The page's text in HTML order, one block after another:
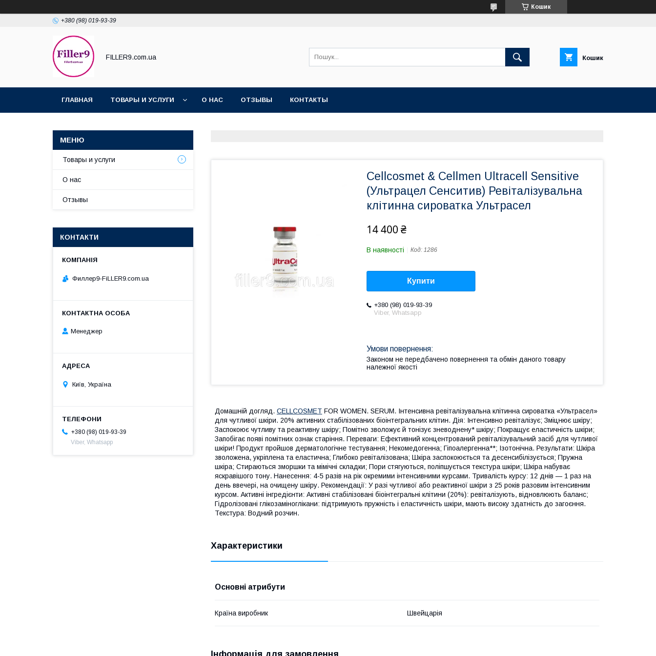
Кошик
+380 (98) 019-93-39
FILLER9.com.ua Кошик
ГЛАВНАЯ ТОВАРЫ И УСЛУГИ О НАС OТЗЫВЫ КОНТАКТЫ
Cellcosmet & Cellmen Ultracell Sensitive
(Ультрацел Сенситив) Ревіталізувальна
клітинна сироватка Ультрасел
14 400 ₴
В наявності Код: 1286
Купити
+380 (98) 019-93-39
Viber, Whatsapp
Законом не передбачено повернення та обмін даного товару
належної якості
Домашній догляд. CELLCOSMET FOR WOMEN. SERUM. Інтенсивна ревіталізувальна клітинна сироватка «Ультрасел»
для чутливої шкіри. 20% активних стабілізованих біоінтегральних клітин. Дія: Інтенсивно ревіталізує; Зміцнює шкіру;
Заспокоює чутливу та реактивну шкіру; Помітно зволожує й тонізує зневоднену* шкіру; Покращує еластичність шкіри;
Запобігає появі помітних ознак старіння. Переваги: Ефективний концентрований ревіталізувальний засіб для чутливої
шкіри! Продукт пройшов дерматологічне тестування; Некомедогенна; Гіпоалергенна**; Ізотонічна. Результати: Шкіра
зволожена, укріплена та еластична; Глибоко ревіталізована; Шкіра заспокоюється та десенсибілізується; Пружна
шкіра; Стираються зморшки та мімічні складки; Пори стягуються, поліпшується текстура шкіри; Шкіра набуває
яскравішого тону. Нанесення: 4-5 разів на рік окремими інтенсивними курсами. Тривалість курсу: 12 днів — 1 раз на
день ввечері, на очищену шкіру. Рекомендації: У разі чутливої або реактивної шкіри з 25 років разовим інтенсивним
курсом. Активні інгредієнти: Активні стабілізовані біоінтегральні клітини (20%): ревіталізують, відновлюють баланс;
Гідролізовані глікозаміноглікани: підтримують пружність і еластичність шкіри, мають високу здатність до загоєння.
Текстура: Водний розчин.
Характеристики
Основні атрибути
Країна виробник Швейцарія
Товары и услуги
О нас
Отзывы
КОНТАКТИ
Филлер9-FiLLER9.com.ua
Менеджер
Київ, Україна
+380 (98) 019-93-39
Viber, Whatsapp